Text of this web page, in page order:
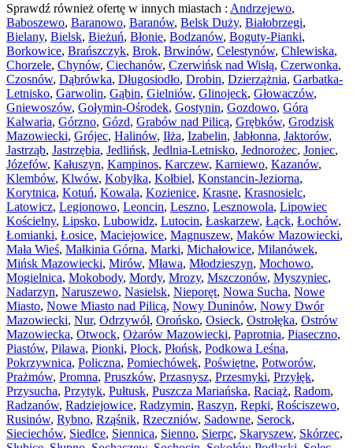
Sprawdź również ofertę w innych miastach : Andrzejewo,
Baboszewo, Baranowo, Baranów, Belsk Duży, Białobrzegi,
Bielany, Bielsk, Bieżuń, Błonie, Bodzanów, Boguty-Pianki,
Borkowice, Brańszczyk, Brok, Brwinów, Celestynów, Chlewiska,
Chorzele, Chynów, Ciechanów, Czerwińsk nad Wisłą, Czerwonka,
Czosnów, Dąbrówka, Długosiodło, Drobin, Dzierzążnia, Garbatka-
Letnisko, Garwolin, Gąbin, Gielniów, Glinojeck, Głowaczów,
Gniewoszów, Gołymin-Ośrodek, Gostynin, Gozdowo, Góra
Kalwaria, Górzno, Gózd, Grabów nad Pilicą, Grębków, Grodzisk
Mazowiecki, Grójec, Halinów, Iłża, Izabelin, Jabłonna, Jaktorów,
Jastrząb, Jastrzębia, Jedlińsk, Jedlnia-Letnisko, Jednorożec, Joniec,
Józefów, Kałuszyn, Kampinos, Karczew, Karniewo, Kazanów,
Klembów, Klwów, Kobyłka, Kołbiel, Konstancin-Jeziorna,
Korytnica, Kotuń, Kowala, Kozienice, Krasne, Krasnosielc,
Latowicz, Legionowo, Leoncin, Leszno, Lesznowola, Lipowiec
Kościelny, Lipsko, Lubowidz, Lutocin, Łaskarzew, Łąck, Łochów,
Łomianki, Łosice, Maciejowice, Magnuszew, Maków Mazowiecki,
Mała Wieś, Małkinia Górna, Marki, Michałowice, Milanówek,
Mińsk Mazowiecki, Mirów, Mława, Młodzieszyn, Mochowo,
Mogielnica, Mokobody, Mordy, Mrozy, Mszczonów, Myszyniec,
Nadarzyn, Naruszewo, Nasielsk, Nieporęt, Nowa Sucha, Nowe
Miasto, Nowe Miasto nad Pilicą, Nowy Duninów, Nowy Dwór
Mazowiecki, Nur, Odrzywół, Orońsko, Osieck, Ostrołęka, Ostrów
Mazowiecka, Otwock, Ożarów Mazowiecki, Paprotnia, Piaseczno,
Piastów, Pilawa, Pionki, Płock, Płońsk, Podkowa Leśna,
Pokrzywnica, Policzna, Pomiechówek, Poświętne, Potworów,
Prażmów, Promna, Pruszków, Przasnysz, Przesmyki, Przyłęk,
Przysucha, Przytyk, Pułtusk, Puszcza Mariańska, Raciąż, Radom,
Radzanów, Radziejowice, Radzymin, Raszyn, Repki, Rościszewo,
Rusinów, Rybno, Rząśnik, Rzeczniów, Sadowne, Serock,
Sieciechów, Siedlce, Siennica, Sienno, Sierpc, Skaryszew, Skórzec,